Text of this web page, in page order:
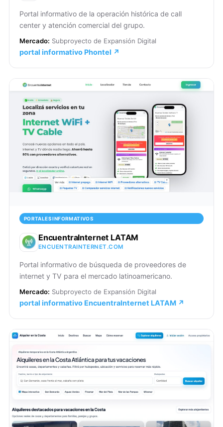
Portal informativo de la operación histórica de call
center y atención comercial del grupo.
Mercado: Subproyecto de Expansión Digital
portal informativo Phontel ↗
PORTALES INFORMATIVOS
EncuentraInternet LATAM
ENCUENTRAINTERNET.COM
Portal informativo de búsqueda de proveedores de
internet y TV para el mercado latinoamericano.
Mercado: Subproyecto de Expansión Digital
portal informativo EncuentraInternet LATAM ↗